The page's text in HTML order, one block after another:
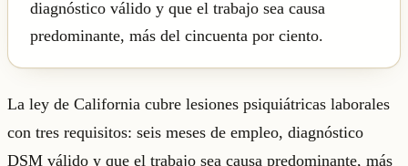
diagnóstico válido y que el trabajo sea causa
predominante, más del cincuenta por ciento.
La ley de California cubre lesiones psiquiátricas laborales
con tres requisitos: seis meses de empleo, diagnóstico
DSM válido y que el trabajo sea causa predominante, más